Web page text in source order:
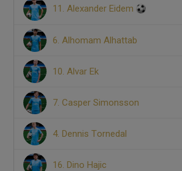
11. Alexander Eidem
6. Alhomam Alhattab
10. Alvar Ek
7. Casper Simonsson
4. Dennis Tornedal
16. Dino Hajic